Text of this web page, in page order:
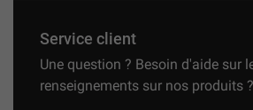
Service client
Une question ? Besoin d'aide sur
renseignements sur nos produits ?